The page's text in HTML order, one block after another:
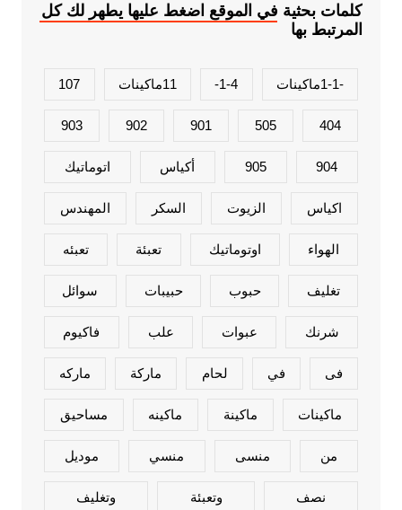
كلمات بحثية في الموقع اضغط عليها يطهر لك كل
المرتبط بها
-1-1ماكينات 1-4- 11ماكينات 107
404
505
901
902
903
904
905 أكياس اتوماتيك
اكياس الزيوت السكر المهندس
الهواء اوتوماتيك تعبئة تعبئه
تغليف حبوب حبيبات سوائل
شرنك عبوات علب فاكيوم
فى في لحام ماركة ماركه
ماكينات ماكينة ماكينه مساحيق
من منسى منسي موديل
نصف وتعبئة وتغليف